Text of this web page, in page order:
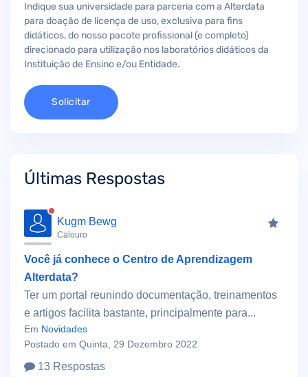
Indique sua universidade para parceria com a Alterdata
para doação de licença de uso, exclusiva para fins
didáticos, do nosso pacote profissional (e completo)
direcionado para utilização nos laboratórios didáticos da
Instituição de Ensino e/ou Entidade.
Solicitar
Últimas Respostas
Kugm Bewg
Calouro
Você já conhece o Centro de Aprendizagem
Alterdata?
Ter um portal reunindo documentação, treinamentos
e artigos facilita bastante, principalmente para...
Em Novidades
Postado em Quinta, 29 Dezembro 2022
13 Respostas